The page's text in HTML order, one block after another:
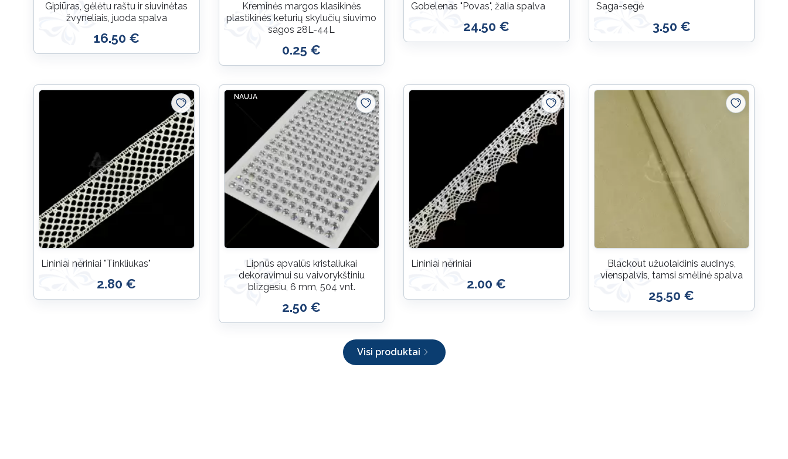
Gipiūras, gėlėtu raštu ir siuvinėtas
žvyneliais, juoda spalva
16.50 €
Kreminės margos klasikinės
plastikinės keturių skylučių siuvimo
sagos 28L-44L
0.25 €
Gobelenas "Povas", žalia spalva
24.50 €
Saga-segė
3.50 €
Lininiai nėriniai "Tinkliukas"
2.80 €
NAUJA
Lipnūs apvalūs kristaliukai
dekoravimui su vaivorykštiniu
blizgesiu, 6 mm, 504 vnt.
2.50 €
Lininiai nėriniai
2.00 €
Blackout užuolaidinis audinys,
vienspalvis, tamsi smėlinė spalva
25.50 €
Visi produktai